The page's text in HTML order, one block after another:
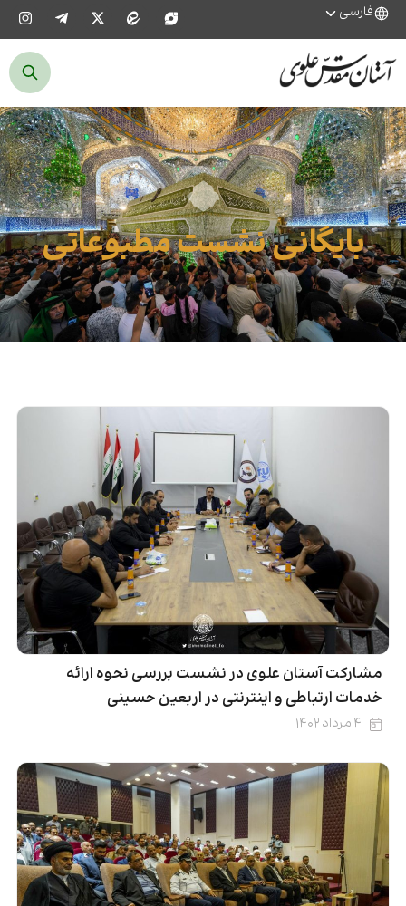
فارسی
بایگانی نشست مطبوعاتی
مشارکت آستان علوی در نشست بررسی نحوه ارائه
خدمات ارتباطی و اینترنتی در اربعین حسینی
۴ مرداد ۱۴۰۲